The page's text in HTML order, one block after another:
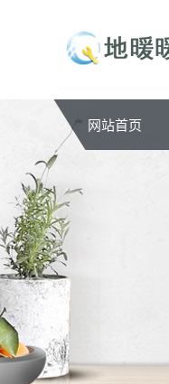
网站首页